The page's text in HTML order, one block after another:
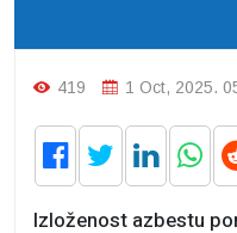
419 1 Oct, 2025.
Izloženost azbestu